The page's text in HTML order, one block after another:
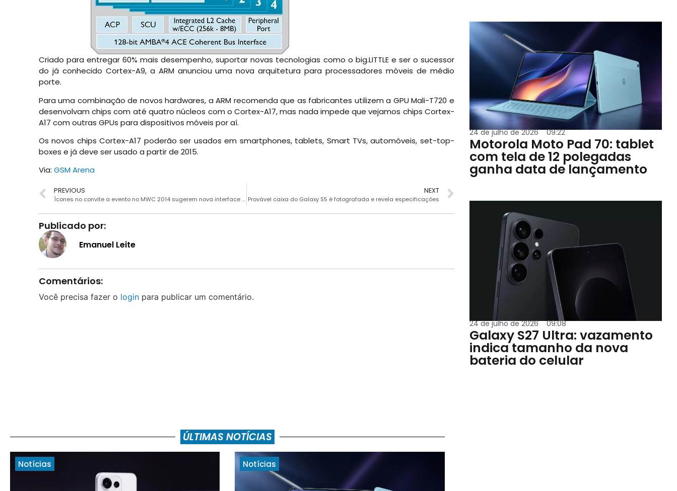
Criado para entregar 60% mais desempenho, suportar novas tecnologias como o big.LITTLE e ser o sucessor
do já conhecido Cortex-A9, a ARM anunciou uma nova arquitetura para processadores móveis de médio
porte.
Para uma combinação de novos hardwares, a ARM recomenda que as fabricantes utilizem a GPU Mali-T720 e
desenvolvam chips com até quatro núcleos com o Cortex-A17, mas nada impede que vejamos chips Cortex-
A17 com outras GPUs para dispositivos móveis por aí.
Os novos chips Cortex-A17 poderão ser usados em smartphones, tablets, Smart TVs, automóveis, set-top-
boxes e já deve ser usado a partir de 2015.
Via: GSM Arena
PREVIOUS
Ícones no convite a evento no MWC 2014 sugerem nova interface da Samsung
NEXT
Provável caixa do Galaxy S5 é fotografada e revela especificações
Publicado por:
Emanuel Leite
Comentários:
Você precisa fazer o loginpara publicar um comentário.
24 de julho de 2026 09:22
Motorola Moto Pad 70: tablet
com tela de 12 polegadas
ganha data de lançamento
24 de julho de 2026 09:08
Galaxy S27 Ultra: vazamento
indica tamanho da nova
bateria do celular
ÚLTIMAS NOTÍCIAS
Notícias Notícias